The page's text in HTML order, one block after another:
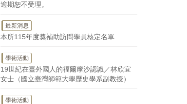
逾期恕不受理。
最新消息
本所115年度獎補助訪問學員核定名單
學術活動
19世紀在臺外國人的福爾摩沙認識／林欣宜
女士（國立臺灣師範大學歷史學系副教授）
學術活動